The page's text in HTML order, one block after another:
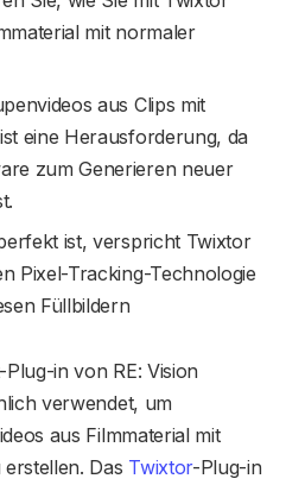
mit normaler
aus Clips mit
eine Herausforderung, da
zum Generieren neuer
ist, verspricht Twixtor
Pixel-Tracking-Technologie
Füllbildern
in von RE: Vision
verwendet, um
aus Filmmaterial mit
Das Twixtor-Plug-in